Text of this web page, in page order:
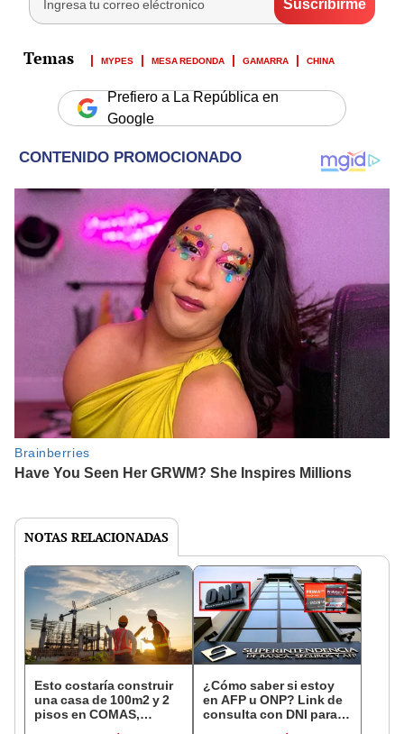
MYPES MESA REDONDA GAMARRA CHINA
Prefiero a La República en
Google
NOTAS RELACIONADAS
Esto costaría construir
una casa de 100m2 y 2
pisos en COMAS,
¿Cómo saber si estoy
en AFP u ONP? Link de
consulta con DNI para